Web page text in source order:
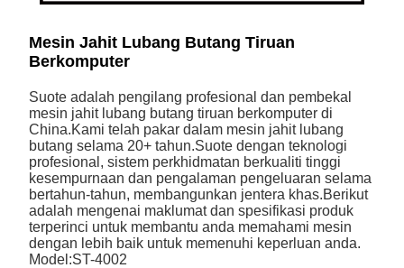
Mesin Jahit Lubang Butang Tiruan
Berkomputer
Suote adalah pengilang profesional dan pembekal
mesin jahit lubang butang tiruan berkomputer di
China.Kami telah pakar dalam mesin jahit lubang
butang selama 20+ tahun.Suote dengan teknologi
profesional, sistem perkhidmatan berkualiti tinggi
kesempurnaan dan pengalaman pengeluaran selama
bertahun-tahun, membangunkan jentera khas.Berikut
adalah mengenai maklumat dan spesifikasi produk
terperinci untuk membantu anda memahami mesin
dengan lebih baik untuk memenuhi keperluan anda.
Model:ST-4002